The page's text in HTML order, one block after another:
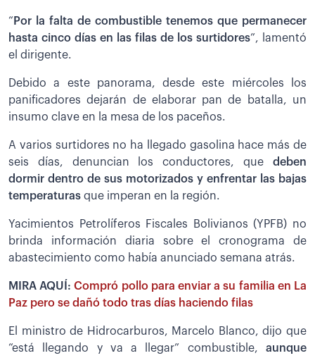
“ Por la falta de combustible tenemos que permanecer
hasta cinco días en las filas de los surtidores”, lamentó
el dirigente.
Debido a este panorama, desde este miércoles los
panificadores dejarán de elaborar pan de batalla, un
insumo clave en la mesa de los paceños.
A varios surtidores no ha llegado gasolina hace más de
seis días, denuncian los conductores, que deben
dormir dentro de sus motorizados y enfrentar las bajas
temperaturas que imperan en la región.
Yacimientos Petrolíferos Fiscales Bolivianos (YPFB) no
brinda información diaria sobre el cronograma de
abastecimiento como había anunciado semana atrás.
MIRA AQUÍ:Compró pollo para enviar a su familia en La
Paz pero se dañó todo tras días haciendo filas
El ministro de Hidrocarburos, Marcelo Blanco, dijo que
“está llegando y va a llegar” combustible, aunque